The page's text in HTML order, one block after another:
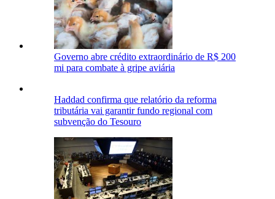
Governo abre crédito extraordinário de R$ 200
mi para combate à gripe aviária
Haddad confirma que relatório da reforma
tributária vai garantir fundo regional com
subvenção do Tesouro